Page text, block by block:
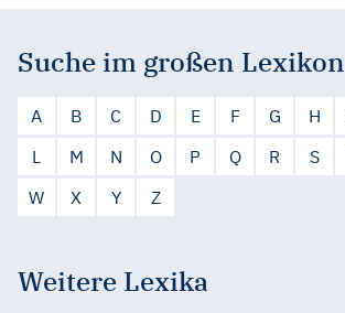
Suche im großen Lexikon
A B C D E F G H
L
M N O P Q R S
W
X Y Z
Weitere Lexika